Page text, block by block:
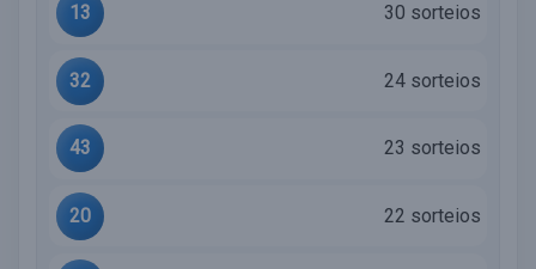
13 30 sorteios
32 24 sorteios
43 23 sorteios
20 22 sorteios